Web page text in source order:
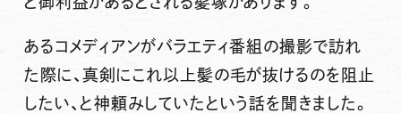
あるコメディアンがバラエティ番組の撮影で訪れ
た際に、真剣にこれ以上髪の毛が抜けるのを阻止
したい、と神頼みしていたという話を聞きました。